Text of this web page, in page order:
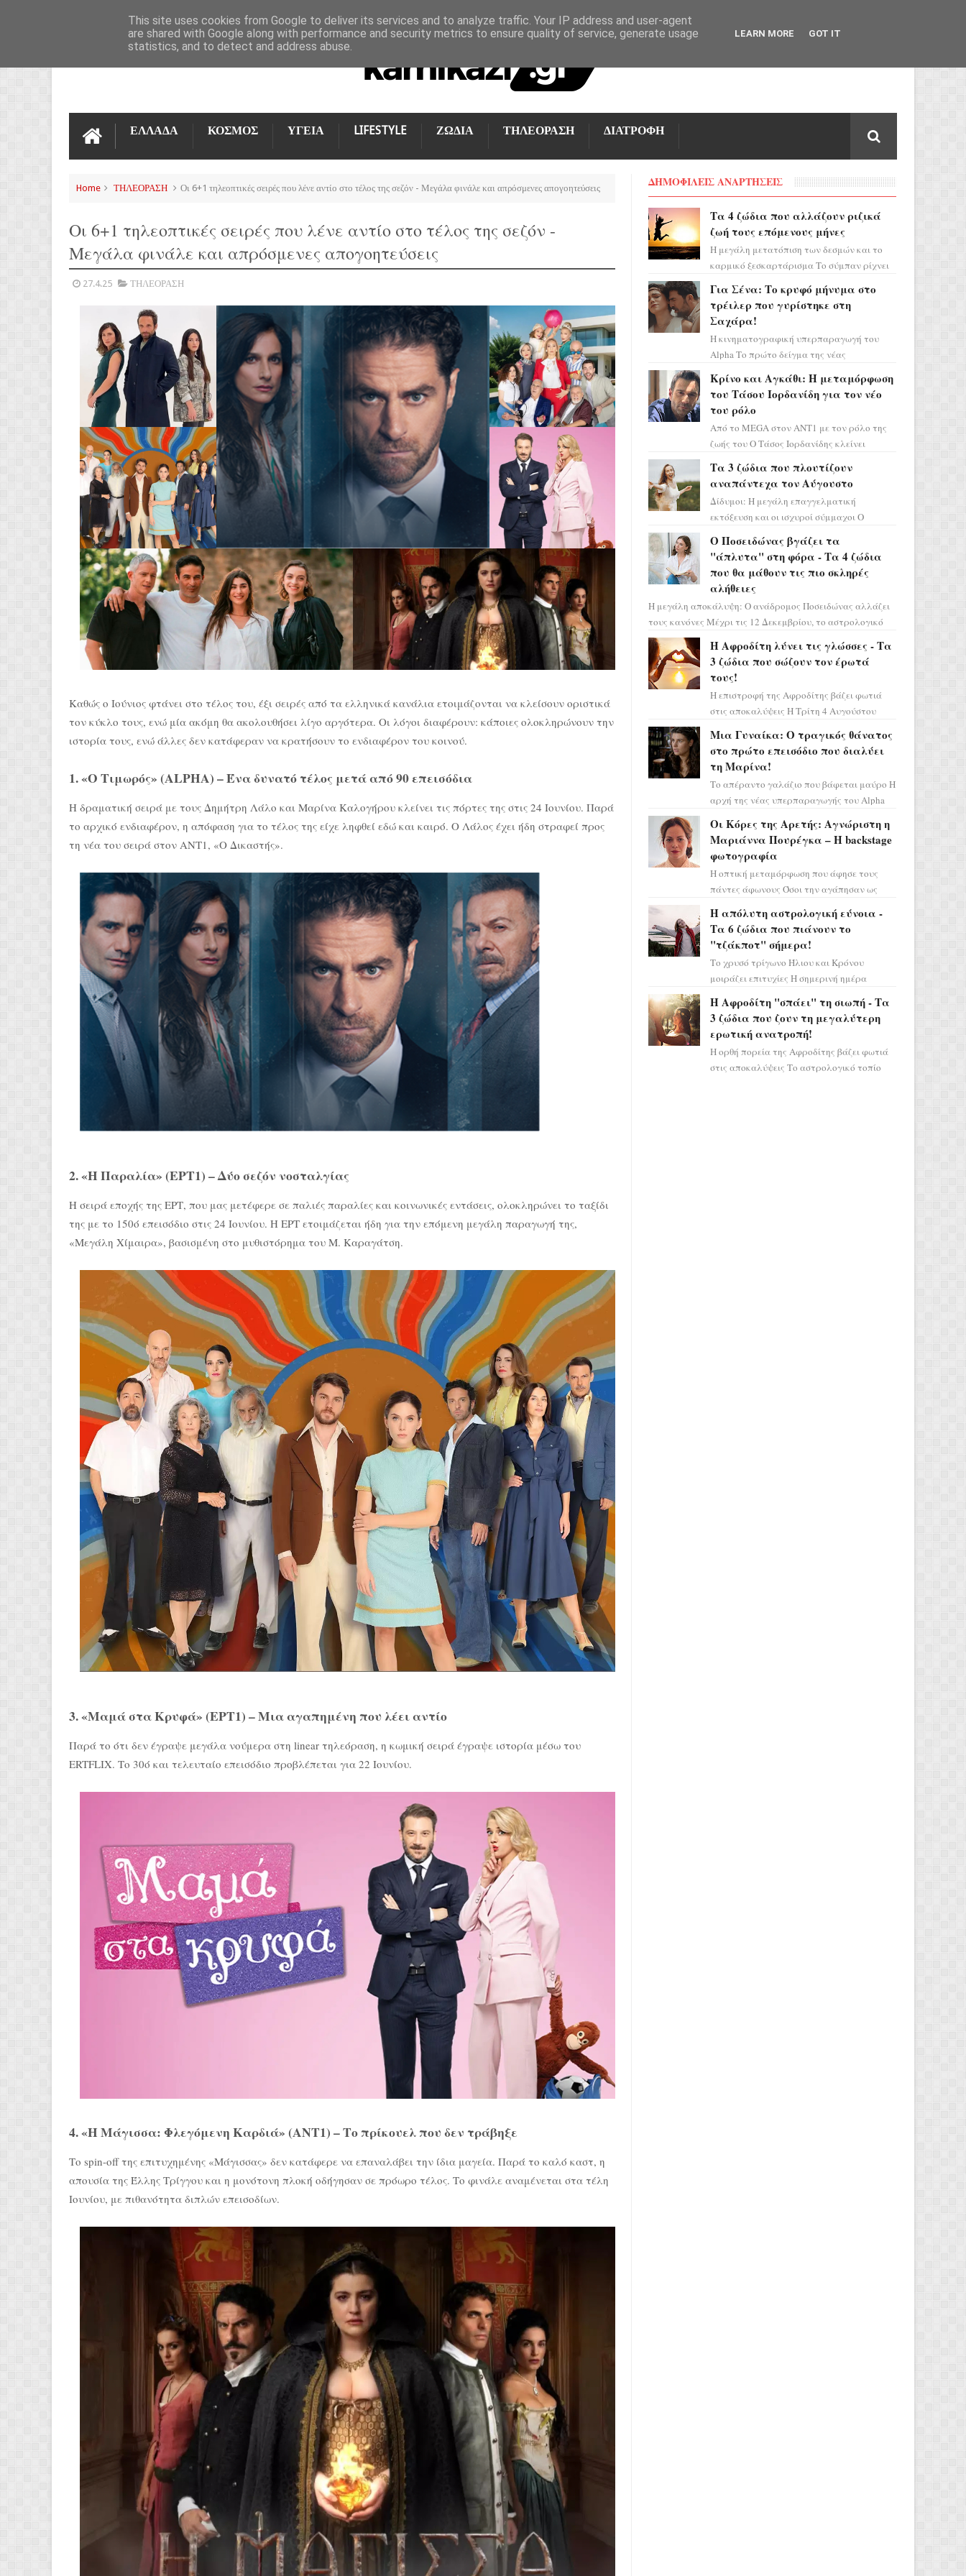
ΕΠΙΚΟΙΝΩΝΊΑ
ΕΛΛΑΔΑ ΚΟΣΜΟΣ ΥΓΕΙΑ LIFESTYLE ΖΩΔΙΑ ΤΗΛΕΟΡΑΣΗ ΔΙΑΤΡΟΦΗ
Home ΤΗΛΕΟΡΑΣΗ Οι 6+1 τηλεοπτικές σειρές που λένε αντίο στο τέλος της σεζόν - Μεγάλα φινάλε και απρόσμενες απογοητεύσεις
Οι 6+1 τηλεοπτικές σειρές που λένε αντίο στο τέλος της σεζόν -
Μεγάλα φινάλε και απρόσμενες απογοητεύσεις
27.4.25 ΤΗΛΕΟΡΑΣΗ
Καθώς ο Ιούνιος φτάνει στο τέλος του, έξι σειρές από τα ελληνικά κανάλια ετοιμάζονται να κλείσουν οριστικά
τον κύκλο τους, ενώ μία ακόμη θα ακολουθήσει λίγο αργότερα. Οι λόγοι διαφέρουν: κάποιες ολοκληρώνουν την
ιστορία τους, ενώ άλλες δεν κατάφεραν να κρατήσουν το ενδιαφέρον του κοινού.
1. «Ο Τιμωρός» (ALPHA) – Ένα δυνατό τέλος μετά από 90 επεισόδια
Η δραματική σειρά με τους Δημήτρη Λάλο και Μαρίνα Καλογήρου κλείνει τις πόρτες της στις 24 Ιουνίου. Παρά
το αρχικό ενδιαφέρον, η απόφαση για το τέλος της είχε ληφθεί εδώ και καιρό. Ο Λάλος έχει ήδη στραφεί προς
τη νέα του σειρά στον ΑΝΤ1, «Ο Δικαστής».
2. «Η Παραλία» (ΕΡΤ1) – Δύο σεζόν νοσταλγίας
Η σειρά εποχής της ΕΡΤ, που μας μετέφερε σε παλιές παραλίες και κοινωνικές εντάσεις, ολοκληρώνει το ταξίδι
της με το 150ό επεισόδιο στις 24 Ιουνίου. Η ΕΡΤ ετοιμάζεται ήδη για την επόμενη μεγάλη παραγωγή της,
«Μεγάλη Χίμαιρα», βασισμένη στο μυθιστόρημα του Μ. Καραγάτση.
3. «Μαμά στα Κρυφά» (ΕΡΤ1) – Μια αγαπημένη που λέει αντίο
Παρά το ότι δεν έγραψε μεγάλα νούμερα στη linear τηλεόραση, η κωμική σειρά έγραψε ιστορία μέσω του
ERTFLIX. Το 30ό και τελευταίο επεισόδιο προβλέπεται για 22 Ιουνίου.
4. «Η Μάγισσα: Φλεγόμενη Καρδιά» (ΑΝΤ1) – Το πρίκουελ που δεν τράβηξε
Το spin-off της επιτυχημένης «Μάγισσας» δεν κατάφερε να επαναλάβει την ίδια μαγεία. Παρά το καλό καστ, η
απουσία της Έλλης Τρίγγου και η μονότονη πλοκή οδήγησαν σε πρόωρο τέλος. Το φινάλε αναμένεται στα τέλη
Ιουνίου, με πιθανότητα διπλών επεισοδίων.
ΔΗΜΟΦΙΛΕΙΣ ΑΝΑΡΤΗΣΕΙΣ
Τα 4 ζώδια που αλλάζουν ριζικά
ζωή τους επόμενους μήνες
Η μεγάλη μετατόπιση των δεσμών και το
καρμικό ξεσκαρτάρισμα Το σύμπαν ρίχνει
προειδοποιεί: οι σελην...
Για Σένα: Το κρυφό μήνυμα στο
τρέιλερ που γυρίστηκε στη
Σαχάρα!
Η κινηματογραφική υπερπαραγωγή του
Alpha Το πρώτο δείγμα της νέας
η αισθητική του ξεπερνά κάθε π...
Κρίνο και Αγκάθι: Η μεταμόρφωση
του Τάσου Ιορδανίδη για τον νέο
του ρόλο
Από το MEGA στον ΑΝΤ1 με τον ρόλο της
ζωής του Ο Τάσος Ιορδανίδης κλείνει
επιτυχίας «Μια Νύχτα Μόνο» ...
Τα 3 ζώδια που πλουτίζουν
αναπάντεχα τον Αύγουστο
Δίδυμοι: Η μεγάλη επαγγελματική
εκτόξευση και οι ισχυροί σύμμαχοι Ο
να ανατρέψει τα πάντα γύρω α...
Ο Ποσειδώνας βγάζει τα
"άπλυτα" στη φόρα - Τα 4 ζώδια
που θα μάθουν τις πιο σκληρές
αλήθειες
Η μεγάλη αποκάλυψη: Ο ανάδρομος Ποσειδώνας αλλάζει
τους κανόνες Μέχρι τις 12 Δεκεμβρίου, το αστρολογικό
σκηνικό θυμίζει ταινία μυστηρίου ...
Η Αφροδίτη λύνει τις γλώσσες - Τα
3 ζώδια που σώζουν τον έρωτά
τους!
Η επιστροφή της Αφροδίτης βάζει φωτιά
στις αποκαλύψεις Η Τρίτη 4 Αυγούστου
ορόσημο, καθώς η Αφροδίτη πρ...
Μια Γυναίκα: Ο τραγικός θάνατος
στο πρώτο επεισόδιο που διαλύει
τη Μαρίνα!
Το απέραντο γαλάζιο που βάφεται μαύρο Η
αρχή της νέας υπερπαραγωγής του Alpha
πλημμυρισμένο από...
Οι Κόρες της Αρετής: Αγνώριστη η
Μαριάννα Πουρέγκα – H backstage
φωτογραφία
Η οπτική μεταμόρφωση που άφησε τους
πάντες άφωνους Όσοι την αγάπησαν ως
πρέπει τώρα να προετοιμαστο...
Η απόλυτη αστρολογική εύνοια -
Τα 6 ζώδια που πιάνουν το
"τζάκποτ" σήμερα!
Το χρυσό τρίγωνο Ήλιου και Κρόνου
μοιράζει επιτυχίες Η σημερινή ημέρα
αποδεικνύοντας πως η πραγματική
επιτυχί...
Η Αφροδίτη "σπάει" τη σιωπή - Τα
3 ζώδια που ζουν τη μεγαλύτερη
ερωτική ανατροπή!
Η ορθή πορεία της Αφροδίτης βάζει φωτιά
στις αποκαλύψεις Το αστρολογικό τοπίο
This site uses cookies from Google to deliver its services and to analyze traffic. Your IP address and user-agent
are shared with Google along with performance and security metrics to ensure quality of service, generate usage
statistics, and to detect and address abuse.
LEARN MORE GOT IT